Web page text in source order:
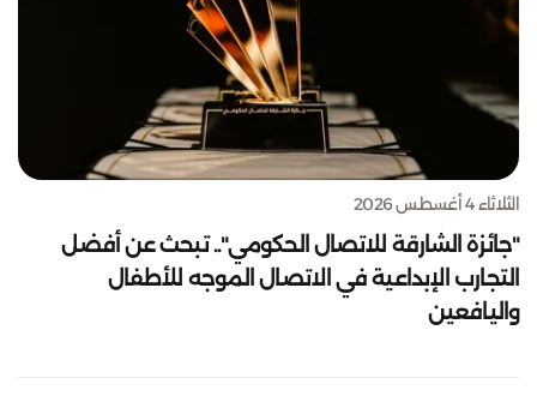
الثلاثاء 4 أغسطس 2026
"جائزة الشارقة للاتصال الحكومي".. تبحث عن أفضل
التجارب الإبداعية في الاتصال الموجه للأطفال
واليافعين